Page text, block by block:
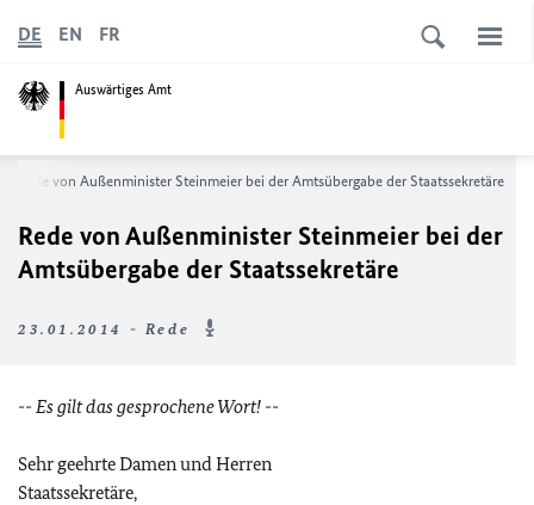
Auswärtiges Amt
DE EN FR
Rede von Außenminister Steinmeier bei der Amtsübergabe der Staatssekretäre
Rede von Außenminister Steinmeier bei der
Amtsübergabe der Staatssekretäre
23.01.2014 - Rede
-- Es gilt das gesprochene Wort! --
Sehr geehrte Damen und Herren
Staatssekretäre,